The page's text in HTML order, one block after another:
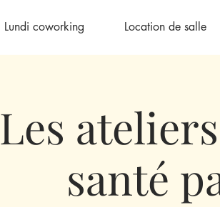
Lundi coworking Location de salle
Les
santé